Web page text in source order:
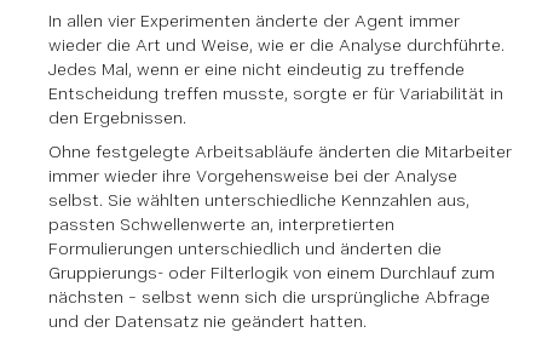
In allen vier Experimenten änderte der Agent immer
wieder die Art und Weise, wie er die Analyse durchführte.
Jedes Mal, wenn er eine nicht eindeutig zu treffende
Entscheidung treffen musste, sorgte er für Variabilität in
den Ergebnissen.
Ohne festgelegte Arbeitsabläufe änderten die Mitarbeiter
immer wieder ihre Vorgehensweise bei der Analyse
selbst. Sie wählten unterschiedliche Kennzahlen aus,
passten Schwellenwerte an, interpretierten
Formulierungen unterschiedlich und änderten die
Gruppierungs- oder Filterlogik von einem Durchlauf zum
nächsten – selbst wenn sich die ursprüngliche Abfrage
und der Datensatz nie geändert hatten.